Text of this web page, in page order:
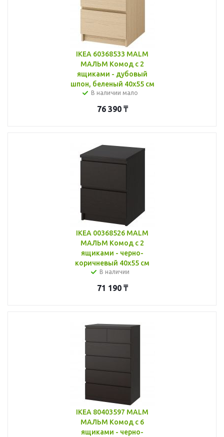
IKEA 60368533 MALM
МАЛЬМ Комод с 2
ящиками - дубовый
шпон, беленый 40x55 см
В наличии мало
76 390₸
IKEA 00368526 MALM
МАЛЬМ Комод с 2
ящиками - черно-
коричневый 40x55 см
В наличии
71 190₸
IKEA 80403597 MALM
МАЛЬМ Комод с 6
ящиками - черно-